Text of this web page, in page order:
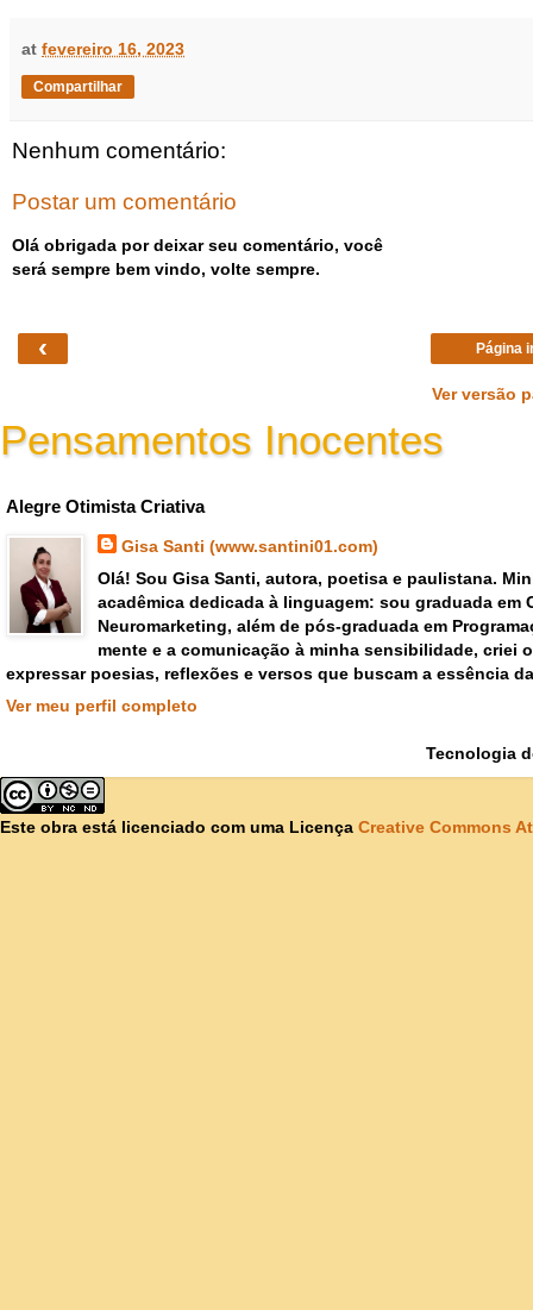
at fevereiro 16, 2023
Compartilhar
Nenhum comentário:
Postar um comentário
Olá obrigada por deixar seu comentário, você
será sempre bem vindo, volte sempre.
‹ Página
Ver versão
Pensamentos Inocentes
Alegre Otimista Criativa
Gisa Santi (www.santini01.com)
Olá! Sou Gisa Santi, autora, poetisa e paulistana.
acadêmica dedicada à linguagem: sou graduada
Neuromarketing, além de pós-graduada em
mente e a comunicação à minha sensibilidade, criei
expressar poesias, reflexões e versos que buscam a essência
Ver meu perfil completo
Tecnologia
Este obra está licenciado com uma Licença Creative Commons